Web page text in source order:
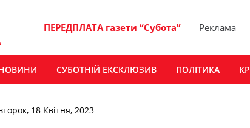
ПЕРЕДПЛАТА газети “Субота” Реклама
НОВИНИ СУБОТНІЙ ЕКСКЛЮЗИВ ПОЛІТИКА
18 Квітня, 2023